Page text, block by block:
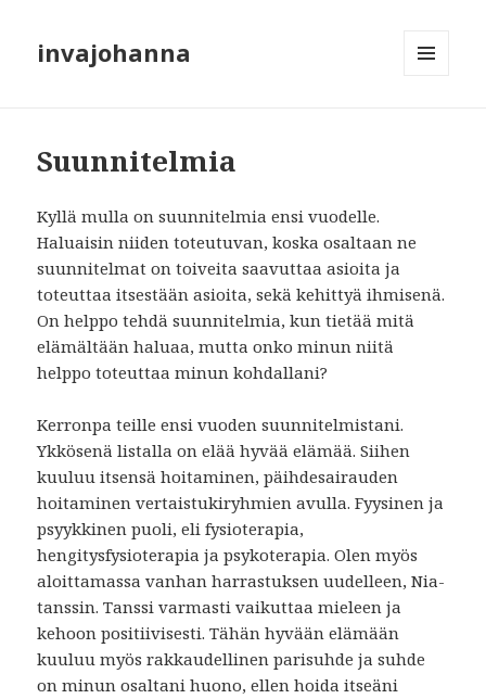
invajohanna
Suunnitelmia
Kyllä mulla on suunnitelmia ensi vuodelle.
Haluaisin niiden toteutuvan, koska osaltaan ne
suunnitelmat on toiveita saavuttaa asioita ja
toteuttaa itsestään asioita, sekä kehittyä ihmisenä.
On helppo tehdä suunnitelmia, kun tietää mitä
elämältään haluaa, mutta onko minun niitä
helppo toteuttaa minun kohdallani?
Kerronpa teille ensi vuoden suunnitelmistani.
Ykkösenä listalla on elää hyvää elämää. Siihen
kuuluu itsensä hoitaminen, päihdesairauden
hoitaminen vertaistukiryhmien avulla. Fyysinen ja
psyykkinen puoli, eli fysioterapia,
hengitysfysioterapia ja psykoterapia. Olen myös
aloittamassa vanhan harrastuksen uudelleen, Nia-
tanssin. Tanssi varmasti vaikuttaa mieleen ja
kehoon positiivisesti. Tähän hyvään elämään
kuuluu myös rakkaudellinen parisuhde ja suhde
on minun osaltani huono, ellen hoida itseäni